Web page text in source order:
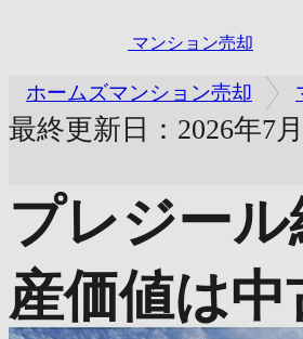
マンション売却
ホームズマンション売却
最終更新日：2026年7
プレジール
産価値は中